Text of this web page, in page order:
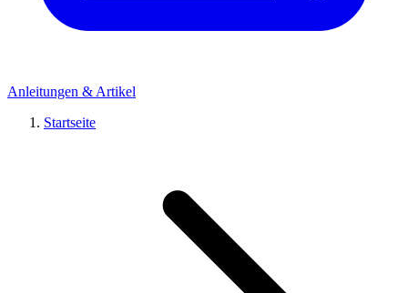
Anleitungen & Artikel
Startseite